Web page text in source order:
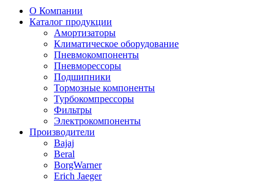
О Компании
Каталог продукции
Амортизаторы
Климатическое оборудование
Пневмокомпоненты
Пневморессоры
Подшипники
Тормозные компоненты
Турбокомпрессоры
Фильтры
Электрокомпоненты
Производители
Bajaj
Beral
BorgWarner
Erich Jaeger